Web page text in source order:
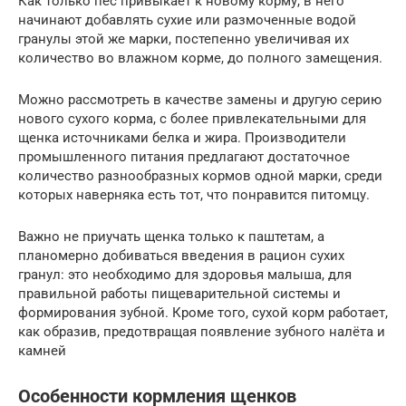
начинают добавлять сухие или размоченные водой
гранулы этой же марки, постепенно увеличивая их
количество во влажном корме, до полного замещения.
Можно рассмотреть в качестве замены и другую серию
нового сухого корма, с более привлекательными для
щенка источниками белка и жира. Производители
промышленного питания предлагают достаточное
количество разнообразных кормов одной марки, среди
которых наверняка есть тот, что понравится питомцу.
Важно не приучать щенка только к паштетам, а
планомерно добиваться введения в рацион сухих
гранул: это необходимо для здоровья малыша, для
правильной работы пищеварительной системы и
формирования зубной. Кроме того, сухой корм работает,
как образив, предотвращая появление зубного налёта и
камней
Особенности кормления щенков